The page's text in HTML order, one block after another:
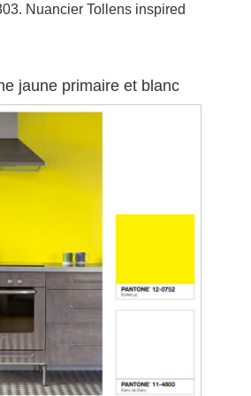
Nuancier Tollens inspired
jaune primaire et blanc